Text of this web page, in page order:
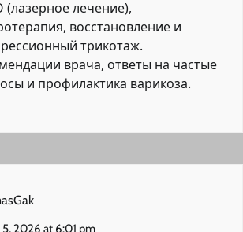
лечение),
восстановление и
трикотаж.
врача, ответы на частые
и профилактика варикоза.
5, 2026 at 6:01 pm